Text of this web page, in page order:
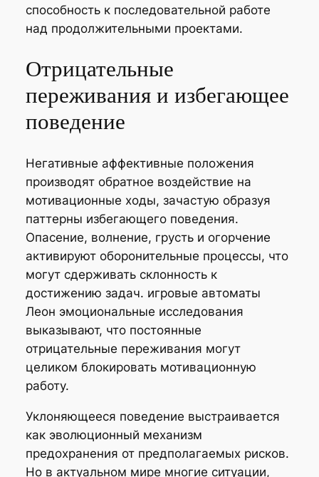
способность к последовательной работе
над продолжительными проектами.
Отрицательные
переживания и избегающее
поведение
Негативные аффективные положения
производят обратное воздействие на
мотивационные ходы, зачастую образуя
паттерны избегающего поведения.
Опасение, волнение, грусть и огорчение
активируют оборонительные процессы, что
могут сдерживать склонность к
достижению задач. игровые автоматы
Леон эмоциональные исследования
выказывают, что постоянные
отрицательные переживания могут
целиком блокировать мотивационную
работу.
Уклоняющееся поведение выстраивается
как эволюционный механизм
предохранения от предполагаемых рисков.
Но в актуальном мире многие ситуации,